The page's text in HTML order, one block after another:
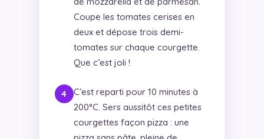
Coupe les tomates cerises en
deux et dépose trois demi-
tomates sur chaque courgette.
Que c’est joli !
C’est reparti pour 10 minutes à
200°C. Sers aussitôt ces petites
courgettes façon pizza : une